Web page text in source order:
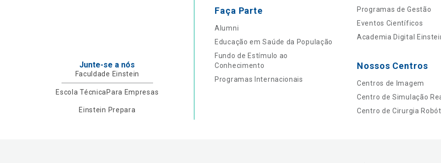
Junte-se a nós
Faculdade Einstein
Escola Técnica Para Empresas
Einstein Prepara
Faça Parte
Alumni
Educação em Saúde da População
Fundo de Estímulo ao
Conhecimento
Programas Internacionais
Programas de Gestão
Eventos Científicos
Academia Digital
Nossos Centros
Centros de Imagem
Centro de Simulação
Centro de Cirurgia